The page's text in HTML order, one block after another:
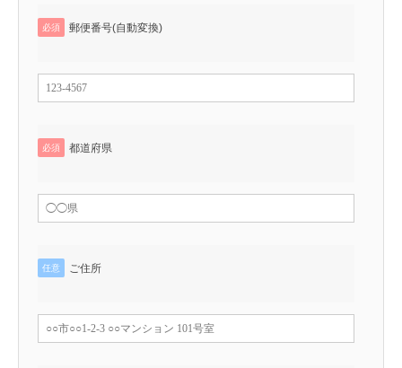
必須 郵便番号(自動変換)
必須 都道府県
任意 ご住所